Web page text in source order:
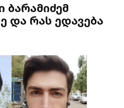
ბარამიძემ
და რას ედავება